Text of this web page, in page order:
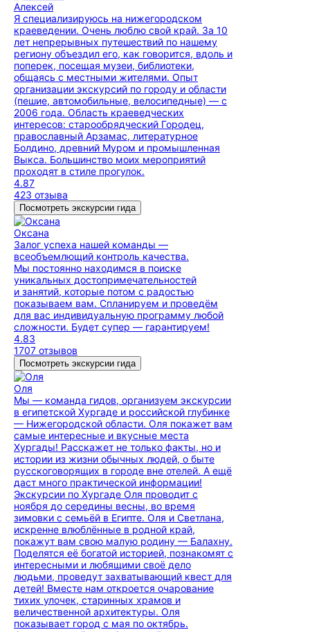
Алексей
Я специализируюсь на нижегородском
краеведении. Очень люблю свой край. За 10
лет непрерывных путешествий по нашему
региону объездил его, как говорится, вдоль и
поперек, посещая музеи, библиотеки,
общаясь с местными жителями. Опыт
организации экскурсий по городу и области
(пешие, автомобильные, велосипедные) — с
2006 года. Область краеведческих
интересов: старообрядческий Городец,
православный Арзамас, литературное
Болдино, древний Муром и промышленная
Выкса. Большинство моих мероприятий
проходят в стиле прогулок.
4.87
423 отзыва
Посмотреть экскурсии гида
Оксана
Залог успеха нашей команды —
всеобъемлющий контроль качества.
Мы постоянно находимся в поиске
уникальных достопримечательностей
и занятий, которые потом с радостью
показываем вам. Спланируем и проведём
для вас индивидуальную программу любой
сложности. Будет супер — гарантируем!
4.83
1707 отзывов
Посмотреть экскурсии гида
Оля
Мы — команда гидов, организуем экскурсии
в египетской Хургаде и российской глубинке
— Нижегородской области. Оля покажет вам
самые интересные и вкусные места
Хургады! Расскажет не только факты, но и
истории из жизни обычных людей, о быте
русскоговорящих в городе вне отелей. А ещё
даст много практической информации!
Экскурсии по Хургаде Оля проводит с
ноября до середины весны, во время
зимовки с семьёй в Египте. Оля и Светлана,
искренне влюблённые в родной край,
покажут вам свою малую родину — Балахну.
Поделятся её богатой историей, познакомят с
интересными и любящими своё дело
людьми, проведут захватывающий квест для
детей! Вместе нам откроется очарование
тихих улочек, старинных храмов и
величественной архитектуры. Оля
показывает город с мая по октябрь.